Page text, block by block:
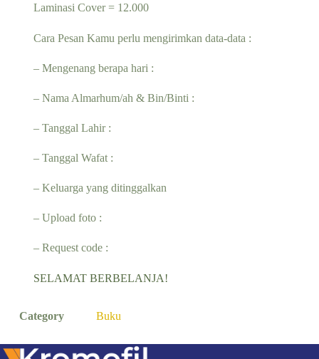
Laminasi Cover = 12.000
Cara Pesan Kamu perlu mengirimkan data-data :
– Mengenang berapa hari :
– Nama Almarhum/ah & Bin/Binti :
– Tanggal Lahir :
– Tanggal Wafat :
– Keluarga yang ditinggalkan
– Upload foto :
– Request code :
SELAMAT BERBELANJA!
Category Buku